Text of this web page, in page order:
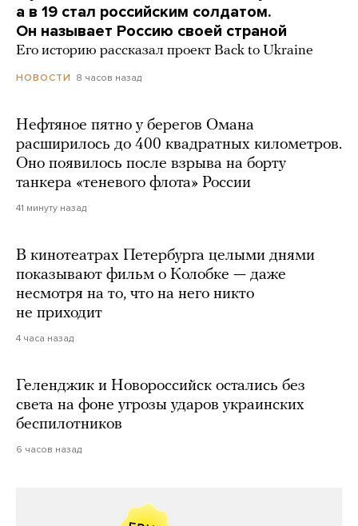
а в 19 стал российским солдатом.
Он называет Россию своей страной
Его историю рассказал проект Back to Ukraine
НОВОСТИ 8 часов назад
Нефтяное пятно у берегов Омана
расширилось до 400 квадратных километров.
Оно появилось после взрыва на борту
танкера «теневого флота» России
41 минуту назад
В кинотеатрах Петербурга целыми днями
показывают фильм о Колобке — даже
несмотря на то, что на него никто
не приходит
4 часа назад
Геленджик и Новороссийск остались без
света на фоне угрозы ударов украинских
беспилотников
6 часов назад